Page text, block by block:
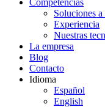
Competencias
Soluciones a
Experiencia
Nuestras
La empresa
Blog
Contacto
Idioma
Español
English